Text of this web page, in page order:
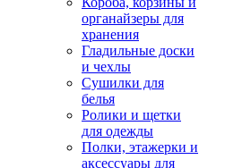
органайзеры для
хранения
Гладильные доски
и чехлы
Сушилки для
белья
Ролики и щетки
для одежды
Полки, этажерки и
аксессуары для